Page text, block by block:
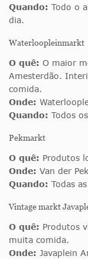
Quando: Todo o
dia.
Waterloopleinmarkt
O quê: O maior
Amesterdão.
comida.
Onde:
Quando: Todos
Pekmarkt
O quê: Produtos
Onde: Van der
Quando: Todas
Vintage markt
O quê: Produtos
muita comida.
Onde: Javaplein